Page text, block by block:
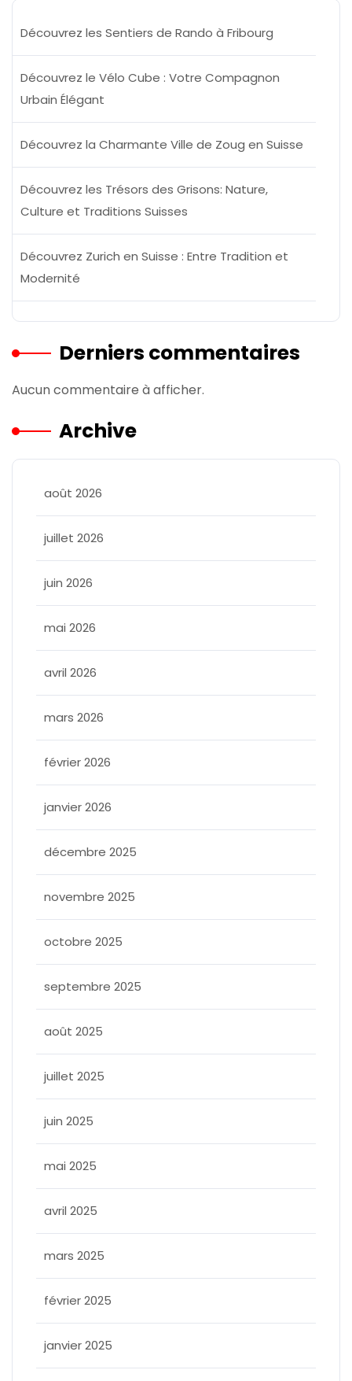
Découvrez les Sentiers de Rando à Fribourg
Découvrez le Vélo Cube : Votre Compagnon
Urbain Élégant
Découvrez la Charmante Ville de Zoug en Suisse
Découvrez les Trésors des Grisons: Nature,
Culture et Traditions Suisses
Découvrez Zurich en Suisse : Entre Tradition et
Modernité
Derniers commentaires
Aucun commentaire à afficher.
Archive
août 2026
juillet 2026
juin 2026
mai 2026
avril 2026
mars 2026
février 2026
janvier 2026
décembre 2025
novembre 2025
octobre 2025
septembre 2025
août 2025
juillet 2025
juin 2025
mai 2025
avril 2025
mars 2025
février 2025
janvier 2025